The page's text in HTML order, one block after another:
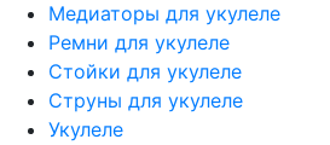
Медиаторы для укулеле
Ремни для укулеле
Стойки для укулеле
Струны для укулеле
Укулеле